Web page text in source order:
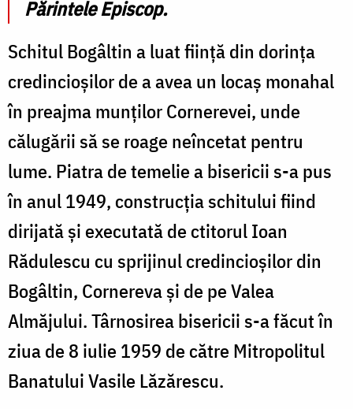
Părintele Episcop.
Schitul Bogâltin a luat fiinţă din dorinţa
credincioşilor de a avea un locaş monahal
în preajma munţilor Cornerevei, unde
călugării să se roage neîncetat pentru
lume. Piatra de temelie a bisericii s-a pus
în anul 1949, construcţia schitului fiind
dirijată şi executată de ctitorul Ioan
Rădulescu cu sprijinul credincioşilor din
Bogâltin, Cornereva şi de pe Valea
Almăjului. Târnosirea bisericii s-a făcut în
ziua de 8 iulie 1959 de către Mitropolitul
Banatului Vasile Lăzărescu.